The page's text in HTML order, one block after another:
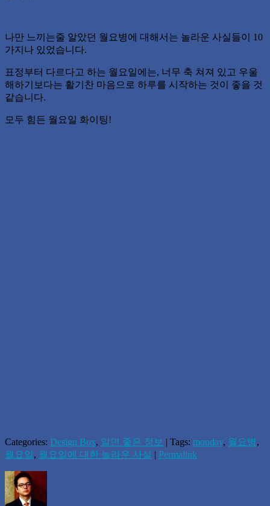
나만 느끼는줄 알았던 월요병에 대해서는 놀라운 사실들이 10
가지나 있었습니다.
표정부터 다르다고 하는 월요일에는, 너무 축 쳐져 있고 우울
해하기보다는 활기찬 마음으로 하루를 시작하는 것이 좋을 것
같습니다.
모두 힘든 월요일 화이팅!
Categories: Design Box, 알면 좋은 정보 | Tags: monday, 월요병,
월요일 , 월요일에 대한 놀라운 사실 | Permalink